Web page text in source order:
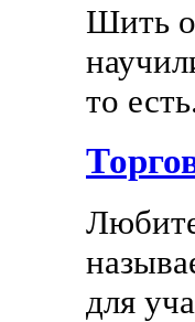
Шить
то
для